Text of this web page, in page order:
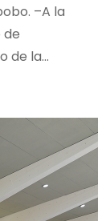
–A la
de la…